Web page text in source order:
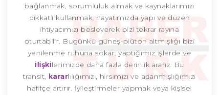
bağlanmak, sorumluluk almak ve kaynaklarımızı
dikkatli kullanmak, hayatımızda yapı ve düzen
ihtiyacımızı besleyerek bizi tekrar rayına
oturtabilir. Bugünkü güneş-plüton altmışlığı bizi
yenilenme ruhuna sokar; yaptığımız işlerde ve
ilişkilerimizde daha fazla derinlik ararız. Bu
transit, kararlılığımızı, hırsımızı ve adanmışlığımızı
hafifçe artırır. İyileştirmeler yapmak veya kişisel